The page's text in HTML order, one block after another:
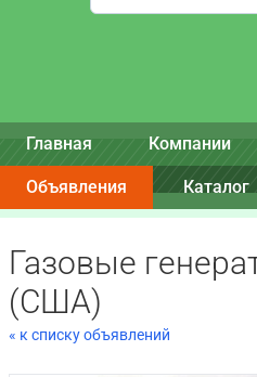
Главная Компании
Объявления Каталог
Газовые
(США)
« к списку объявлений